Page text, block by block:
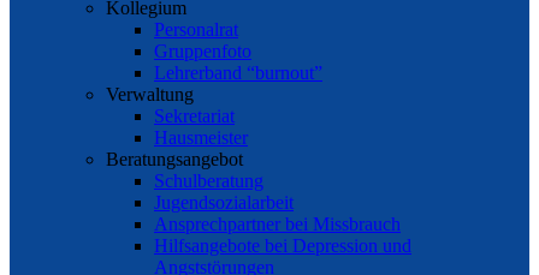
Kollegium
Personalrat
Gruppenfoto
Lehrerband “burnout”
Verwaltung
Sekretariat
Hausmeister
Beratungsangebot
Schulberatung
Jugendsozialarbeit
Ansprechpartner bei Missbrauch
Hilfsangebote bei Depression und
Angststörungen